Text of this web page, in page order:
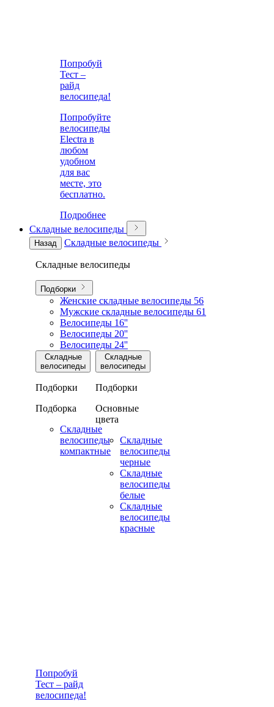
Попробуй
Тест –
райд
велосипеда!
Попробуйте
велосипеды
Electra в
любом
удобном
для вас
месте, это
бесплатно.
Подробнее
Складные велосипеды
Назад Складные велосипеды
Складные велосипеды
Подборки
Женские складные велосипеды 56
Мужские складные велосипеды 61
Велосипеды 16''
Велосипеды 20''
Велосипеды 24''
Складные
велосипеды
Подборки
Подборка
Складные
велосипеды
компактные
Складные
велосипеды
Подборки
Основные
цвета
Складные
велосипеды
черные
Складные
велосипеды
белые
Складные
велосипеды
красные
Попробуй
Тест – райд
велосипеда!